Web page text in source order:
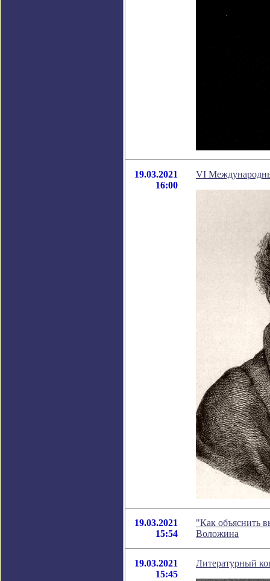
19.03.2021
16:00
VI
19.03.2021
15:54
"Как объяснить
Воложина
19.03.2021
15:45
Литературный